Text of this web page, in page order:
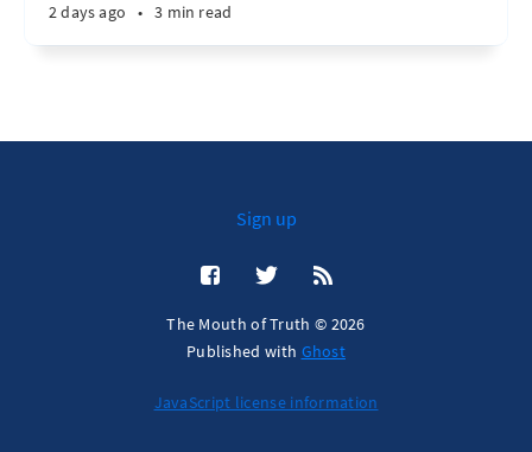
2 days ago • 3 min read
Sign up
The Mouth of Truth © 2026
Published with Ghost
JavaScript license information